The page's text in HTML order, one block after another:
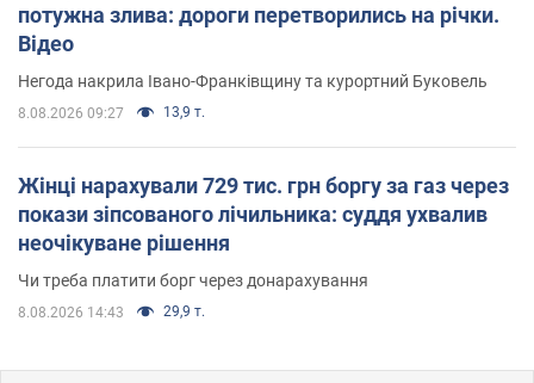
потужна злива: дороги перетворились на річки.
Відео
Негода накрила Івано-Франківщину та курортний Буковель
8.08.2026 09:27 13,9 т.
Жінці нарахували 729 тис. грн боргу за газ через
покази зіпсованого лічильника: суддя ухвалив
неочікуване рішення
Чи треба платити борг через донарахування
8.08.2026 14:43 29,9 т.